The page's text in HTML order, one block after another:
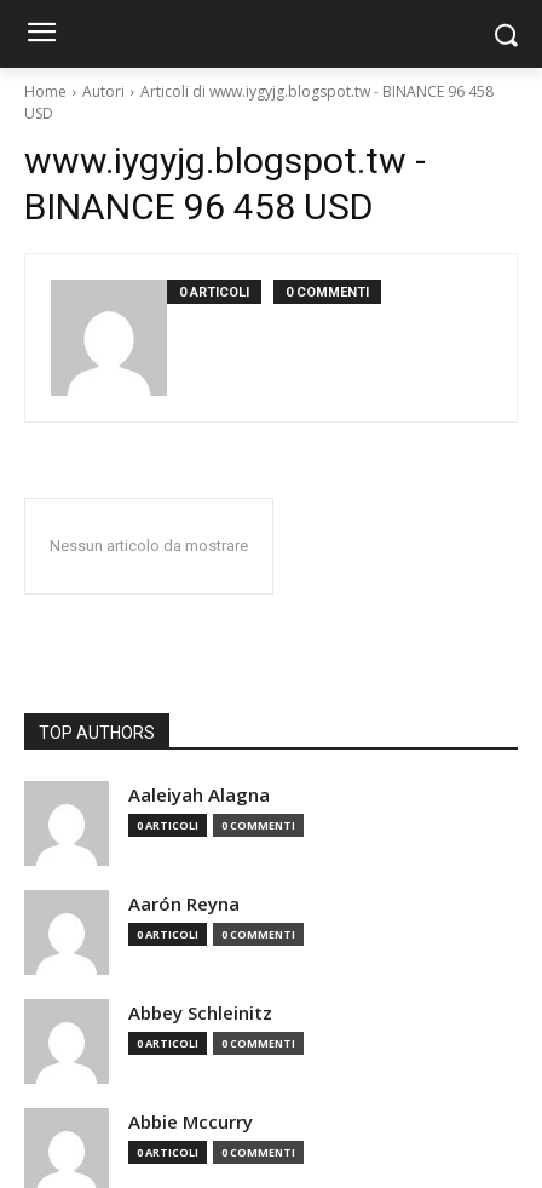
Home Autori
Articoli di www.iygyjg.blogspot.tw - BINANCE 96 458
USD
www.iygyjg.blogspot.tw -
BINANCE 96 458 USD
0 ARTICOLI 0 COMMENTI
Nessun articolo da mostrare
TOP AUTHORS
Aaleiyah Alagna
0 ARTICOLI 0 COMMENTI
Aarón Reyna
0 ARTICOLI 0 COMMENTI
Abbey Schleinitz
0 ARTICOLI 0 COMMENTI
Abbie Mccurry
0 ARTICOLI 0 COMMENTI